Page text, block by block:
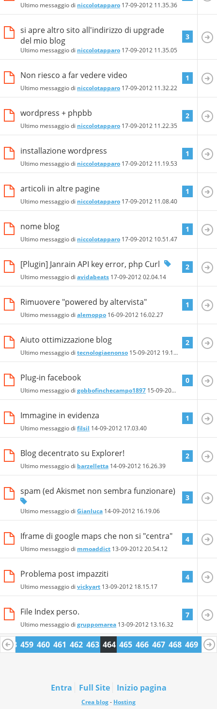
Ultimo messaggio di niccolotapparo 17-09-2012 11.35.36
si apre altro sito all'indirizzo di upgrade
del mio blog
Ultimo messaggio di niccolotapparo 17-09-2012 11.35.05
3
Non riesco a far vedere video
Ultimo messaggio di niccolotapparo 17-09-2012 11.32.22
1
wordpress + phpbb
Ultimo messaggio di niccolotapparo 17-09-2012 11.22.35
2
installazione wordpress
Ultimo messaggio di niccolotapparo 17-09-2012 11.19.53
1
articoli in altre pagine
Ultimo messaggio di niccolotapparo 17-09-2012 11.08.40
1
nome blog
Ultimo messaggio di niccolotapparo 17-09-2012 10.51.47
1
[Plugin] Janrain API key error, php Curl
Ultimo messaggio di avidabeats 17-09-201202.04.14
2
Rimuovere "powered by altervista"
Ultimo messaggio di alemoppo 16-09-2012 16.02.27
1
Aiuto ottimizzazione blog
Ultimo messaggio di tecnologiaenonso 15-09-2012 19.17.49
2
Plug-in facebook
Ultimo messaggio di gobbofinchecampo1897 15-09-2012
0
Immagine in evidenza
Ultimo messaggio di filsil 14-09-2012 17.03.40
1
Blog decentrato su Explorer!
Ultimo messaggio di barzelletta 14-09-2012 16.26.39
2
spam (ed Akismet non sembra funzionare)
Ultimo messaggio di Gianluca 14-09-2012 16.19.06
3
Iframe di google maps che non si "centra"
Ultimo messaggio di mmoaddict 13-09-201220.54.12
4
Problema post impazziti
Ultimo messaggio di vickyart 13-09-2012 18.15.17
4
File Index perso.
Ultimo messaggio di gruppomarea 13-09-2012 13.16.32
7
458 459 460 461 462 463 464 465 466 467 468 469 470
Entra Full Site Inizio pagina
Crea blog- Hosting